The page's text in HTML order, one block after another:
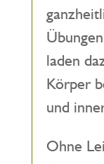
laden
Körper
und
Ohne